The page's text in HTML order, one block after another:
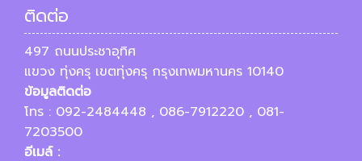
ติดต่อ
497 ถนนประชาอุทิศ
แขวง ทุ่งครุ เขตทุ่งครุ กรุงเทพมหานคร 10140
ข้อมูลติดต่อ
โทร : 092-2484448 , 086-7912220 , 081-
7203500
อีเมล์ :